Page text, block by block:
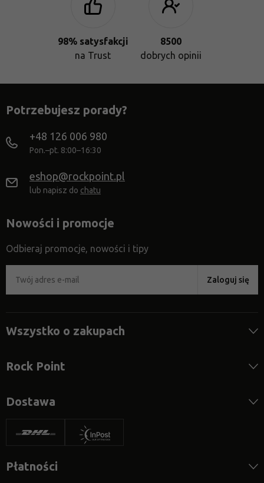
98% satysfakcji
na Trust
8500
dobrych opinii
Potrzebujesz porady?
+48 126 006 980
Pon.–pt. 8:00–16:30
eshop@rockpoint.pl
lub napisz do chatu
Nowości i promocje
Odbieraj promocje, nowości i tipy
Zaloguj się
Wszystko o zakupach
Rock Point
Dostawa
Płatności